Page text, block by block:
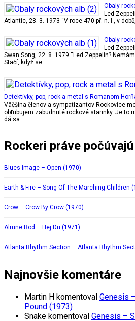
Obaly
Led
Atlantic, 28. 3. 1973 “V roce 470 př. n. l., v
Obaly
Led
Swan Song, 22. 8. 1979 “Led Zeppelin?
Stačí, když se …
Detektívky, pop, rock a metal s Romanom
Väčšina členov a sympatizantov Rockovice
obľubujem zabudnuté rockové starinky. Je to
dá sa …
Rockeri práve počúvajú
Blues Image – Open (1970)
Earth & Fire – Song Of The Marching Children
Crow – Crow By Crow (1970)
Alrune Rod – Hej Du (1971)
Atlanta Rhythm Section – Atlanta Rhythm
Najnovšie komentáre
Martin H komentoval Genesis
Pound (1973)
Snake komentoval Genesis –